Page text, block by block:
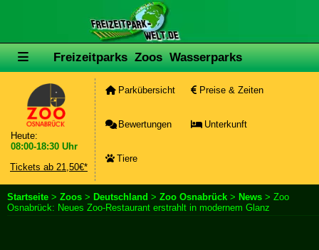
Freizeitparks Zoos Wasserparks
Heute:
08:00-18:30 Uhr
Tickets ab 21,50€*
Parkübersicht Preise & Zeiten
Bewertungen Unterkunft
Tiere
Startseite > Zoos > Deutschland > Zoo Osnabrück > News > Zoo
Osnabrück: Neues Zoo-Restaurant erstrahlt in modernem Glanz